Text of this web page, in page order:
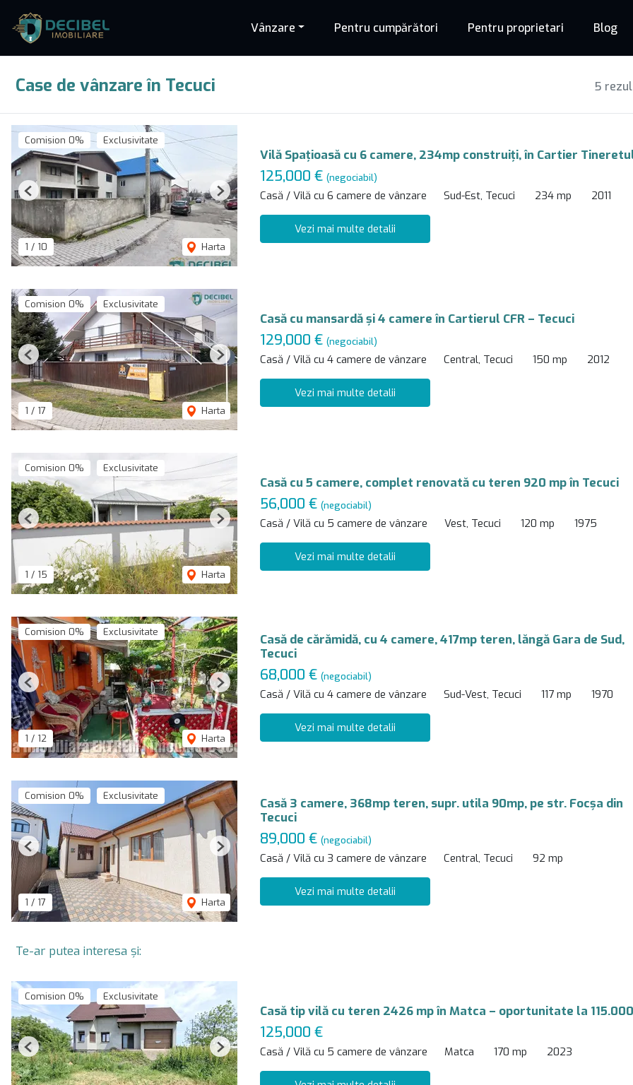
Vânzare Pentru cumpărători Pentru proprietari Blog
5
Case de vânzare în Tecuci
Comision 0% Exclusivitate
1 / 10 Harta
Previous Next
Vilă Spațioasă cu 6 camere, 234mp construiți, în Cartier
125,000 € (negociabil)
Casă / Vilă cu 6 camere de vânzare Sud-Est, Tecuci 234 mp 2011
Vezi mai multe detalii
Comision 0% Exclusivitate
1 / 17 Harta
Previous Next
Casă cu mansardă și 4 camere în Cartierul CFR – Tecuci
129,000 € (negociabil)
Casă / Vilă cu 4 camere de vânzare Central, Tecuci 150 mp 2012
Vezi mai multe detalii
Comision 0% Exclusivitate
1 / 15 Harta
Previous Next
Casă cu 5 camere, complet renovată cu teren 920 mp în Tecuci
56,000 € (negociabil)
Casă / Vilă cu 5 camere de vânzare Vest, Tecuci 120 mp 1975
Vezi mai multe detalii
Comision 0% Exclusivitate
1 / 12 Harta
Previous Next
Casă de cărămidă, cu 4 camere, 417mp teren, lăngă Gara de Sud,
Tecuci
68,000 € (negociabil)
Casă / Vilă cu 4 camere de vânzare Sud-Vest, Tecuci 117 mp 1970
Vezi mai multe detalii
Comision 0% Exclusivitate
1 / 17 Harta
Previous Next
Casă 3 camere, 368mp teren, supr. utila 90mp, pe str. Focșa din
Tecuci
89,000 € (negociabil)
Casă / Vilă cu 3 camere de vânzare Central, Tecuci 92 mp
Vezi mai multe detalii
Te-ar putea interesa și:
Comision 0% Exclusivitate
Previous Next
Casă tip vilă cu teren 2426 mp în Matca – oportunitate la
125,000 €
Casă / Vilă cu 5 camere de vânzare Matca 170 mp 2023